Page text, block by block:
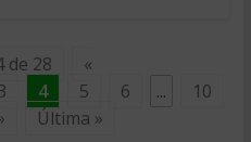
de 28
«
4 5 6 ...
10
Última »